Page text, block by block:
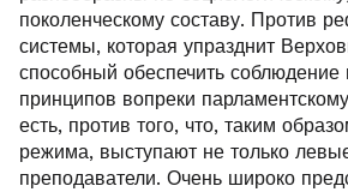
поколенческому составу. Против
системы, которая упразднит
способный обеспечить
принципов вопреки
есть, против того, что, таким
режима, выступают не только
преподаватели. Очень широко